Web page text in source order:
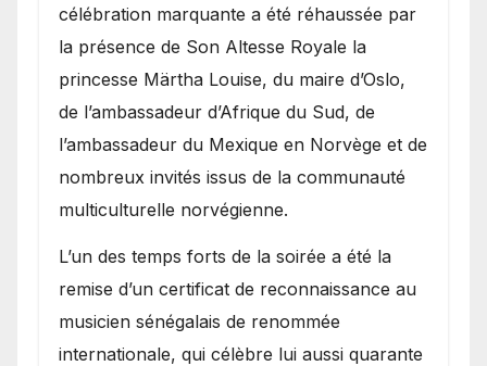
célébration marquante a été réhaussée par
la présence de Son Altesse Royale la
princesse Märtha Louise, du maire d’Oslo,
de l’ambassadeur d’Afrique du Sud, de
l’ambassadeur du Mexique en Norvège et de
nombreux invités issus de la communauté
multiculturelle norvégienne.
​L’un des temps forts de la soirée a été la
remise d’un certificat de reconnaissance au
musicien sénégalais de renommée
internationale, qui célèbre lui aussi quarante